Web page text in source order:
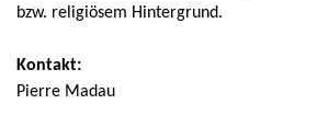
bzw. religiösem Hintergrund.
Kontakt:
Pierre Madau